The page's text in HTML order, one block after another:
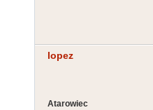
lopez
Atarowiec